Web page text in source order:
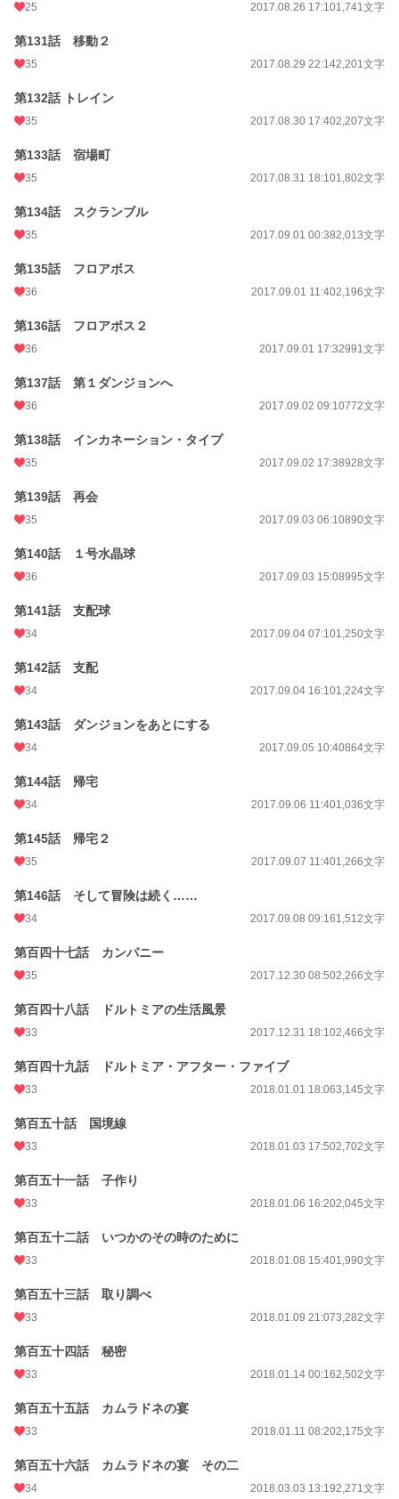
25 2017.08.26 17:101,741文字
第131話 移動２
35 2017.08.29 22:142,201文字
第132話 トレイン
35 2017.08.30 17:402,207文字
第133話 宿場町
35 2017.08.31 18:101,802文字
第134話 スクランブル
35 2017.09.01 00:382,013文字
第135話 フロアボス
36 2017.09.01 11:402,196文字
第136話 フロアボス２
36 2017.09.01 17:32991文字
第137話 第１ダンジョンへ
36 2017.09.02 09:10772文字
第138話 インカネーション・タイプ
35 2017.09.02 17:38928文字
第139話 再会
35 2017.09.03 06:10890文字
第140話 １号水晶球
36 2017.09.03 15:08995文字
第141話 支配球
34 2017.09.04 07:101,250文字
第142話 支配
34 2017.09.04 16:101,224文字
第143話 ダンジョンをあとにする
34 2017.09.05 10:40864文字
第144話 帰宅
34 2017.09.06 11:401,036文字
第145話 帰宅２
35 2017.09.07 11:401,266文字
第146話 そして冒険は続く……
34 2017.09.08 09:161,512文字
第百四十七話 カンパニー
35 2017.12.30 08:502,266文字
第百四十八話 ドルトミアの生活風景
33 2017.12.31 18:102,466文字
第百四十九話 ドルトミア・アフター・ファイブ
33 2018.01.01 18:063,145文字
第百五十話 国境線
33 2018.01.03 17:502,702文字
第百五十一話 子作り
33 2018.01.06 16:202,045文字
第百五十二話 いつかのその時のために
33 2018.01.08 15:401,990文字
第百五十三話 取り調べ
33 2018.01.09 21:073,282文字
第百五十四話 秘密
33 2018.01.14 00:162,502文字
第百五十五話 カムラドネの宴
33 2018.01.11 08:202,175文字
第百五十六話 カムラドネの宴 その二
34 2018.03.03 13:192,271文字